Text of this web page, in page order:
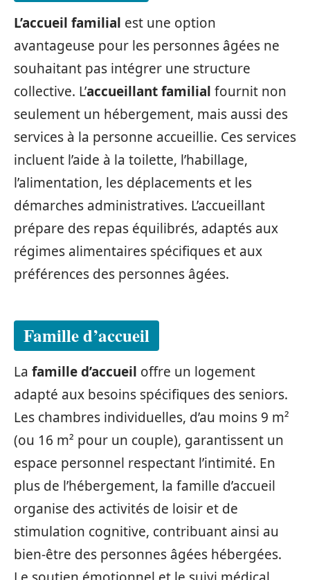
L’accueil familial est une option
avantageuse pour les personnes âgées ne
souhaitant pas intégrer une structure
collective. L’accueillant familial fournit non
seulement un hébergement, mais aussi des
services à la personne accueillie. Ces services
incluent l’aide à la toilette, l’habillage,
l’alimentation, les déplacements et les
démarches administratives. L’accueillant
prépare des repas équilibrés, adaptés aux
régimes alimentaires spécifiques et aux
préférences des personnes âgées.
Famille d’accueil
La famille d’accueil offre un logement
adapté aux besoins spécifiques des seniors.
Les chambres individuelles, d’au moins 9 m²
(ou 16 m² pour un couple), garantissent un
espace personnel respectant l’intimité. En
plus de l’hébergement, la famille d’accueil
organise des activités de loisir et de
stimulation cognitive, contribuant ainsi au
bien-être des personnes âgées hébergées.